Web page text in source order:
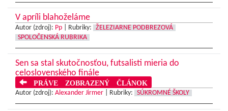
V apríli blahoželáme
Autor (zdroj): Pp Rubriky:
ŽELEZIARNE PODBREZOVÁ
SPOLOČENSKÁ RUBRIKA
Sen sa stal skutočnosťou, futsalisti mieria do
celoslovenského finále
PRÁVE ZOBRAZENÝ ČLÁNOK
Autor (zdroj): Alexander Jirmer Rubriky: SÚKROMNÉ ŠKOLY